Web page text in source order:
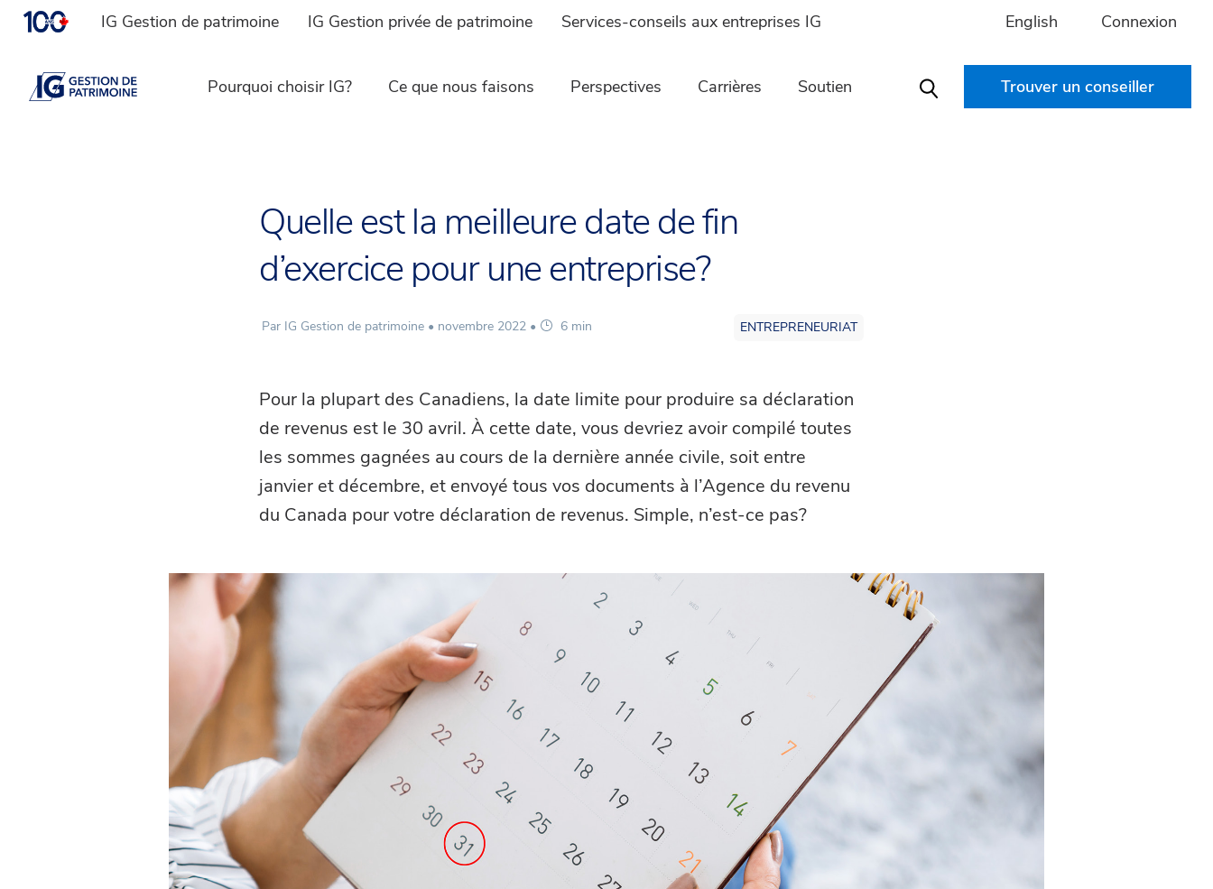
IG Gestion de patrimoine IG Gestion privée de patrimoine Services-conseils aux entreprises IG English Connexion
Pourquoi choisir IG? Ce que nous faisons Perspectives Carrières Soutien Search Trouver un conseiller
Quelle est la meilleure date de fin
d’exercice pour une entreprise?
Par IG Gestion de patrimoine • novembre 2022 • 6 min ENTREPRENEURIAT
Pour la plupart des Canadiens, la date limite pour produire sa déclaration
de revenus est le 30 avril. À cette date, vous devriez avoir compilé toutes
les sommes gagnées au cours de la dernière année civile, soit entre
janvier et décembre, et envoyé tous vos documents à l’Agence du revenu
du Canada pour votre déclaration de revenus. Simple, n’est-ce pas?